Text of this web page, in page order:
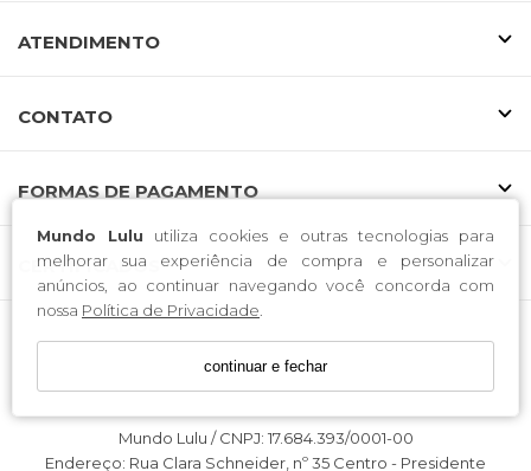
Mundo Lulu utiliza cookies e outras tecnologias para
melhorar sua experiência de compra e personalizar
anúncios, ao continuar navegando você concorda com
nossa Política de Privacidade
continuar e fechar
ATENDIMENTO
CONTATO
FORMAS DE PAGAMENTO
CERTIFICADOS
Mundo Lulu / CNPJ: 17.684.393/0001-00
Endereço: Rua Clara Schneider, nº 35 Centro - Presidente